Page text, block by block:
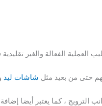
الفعالة والغير تقليدية
حتى من بعيد مثل شاشات ليد
، كما يعتبر أيضا